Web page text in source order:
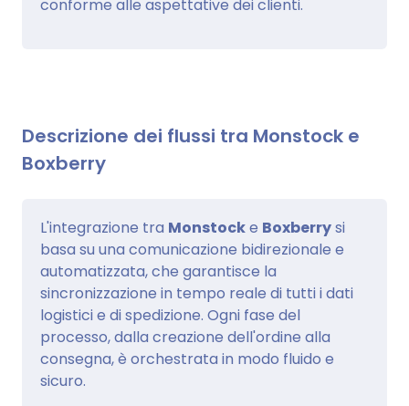
conforme alle aspettative dei clienti.
Descrizione dei flussi tra Monstock e
Boxberry
L'integrazione tra Monstocke Boxberrysi
basa su una comunicazione bidirezionale e
automatizzata, che garantisce la
sincronizzazione in tempo reale di tutti i dati
logistici e di spedizione. Ogni fase del
processo, dalla creazione dell'ordine alla
consegna, è orchestrata in modo fluido e
sicuro.